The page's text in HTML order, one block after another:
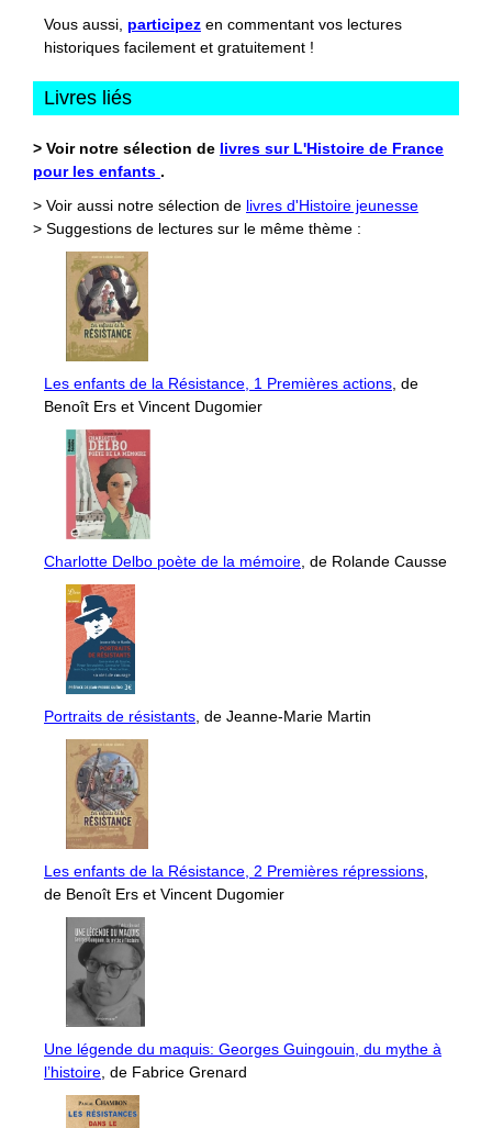
Vous aussi, participez en commentant vos lectures
historiques facilement et gratuitement !
Livres liés
> Voir notre sélection de livres sur L'Histoire de France
pour les enfants .
> Voir aussi notre sélection de livres d'Histoire jeunesse
> Suggestions de lectures sur le même thème :
Les enfants de la Résistance, 1 Premières actions, de
Benoît Ers et Vincent Dugomier
Charlotte Delbo poète de la mémoire, de Rolande Causse
Portraits de résistants, de Jeanne-Marie Martin
Les enfants de la Résistance, 2 Premières répressions,
de Benoît Ers et Vincent Dugomier
Une légende du maquis: Georges Guingouin, du mythe à
l’histoire, de Fabrice Grenard